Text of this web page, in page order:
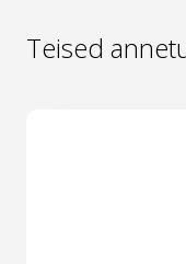
Teised